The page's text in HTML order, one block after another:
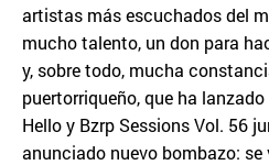
artistas más escuchados del
mucho talento, un don para
y, sobre todo, mucha
puertorriqueño, que ha
Hello y Bzrp Sessions Vol. 56
anunciado nuevo bombazo: se